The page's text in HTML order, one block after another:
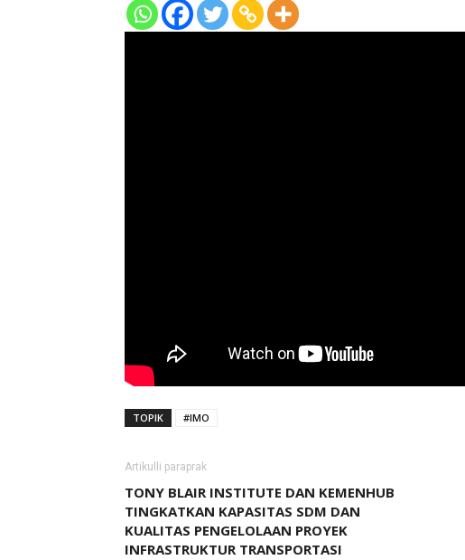
TOPIK #IMO
Artikulli paraprak
TONY BLAIR INSTITUTE DAN KEMENHUB
TINGKATKAN KAPASITAS SDM DAN
KUALITAS PENGELOLAAN PROYEK
INFRASTRUKTUR TRANSPORTASI